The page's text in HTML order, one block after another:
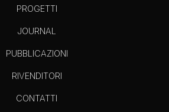
PROGETTI
JOURNAL
PUBBLICAZIONI
RIVENDITORI
CONTATTI